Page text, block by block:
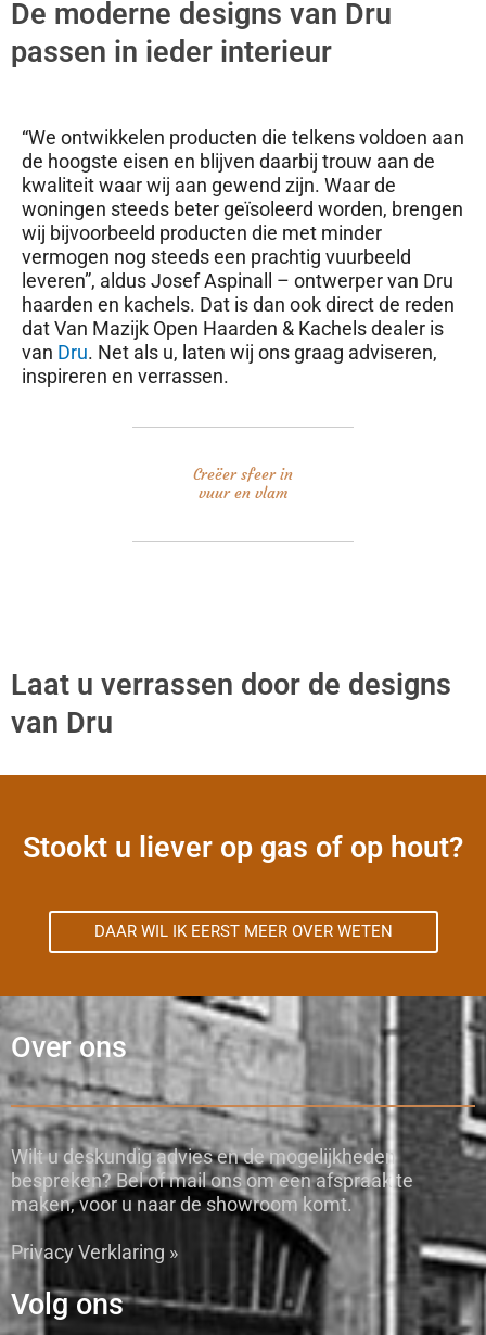
De moderne designs van Dru
passen in ieder interieur
“We ontwikkelen producten die telkens voldoen aan
de hoogste eisen en blijven daarbij trouw aan de
kwaliteit waar wij aan gewend zijn. Waar de
woningen steeds beter geïsoleerd worden, brengen
wij bijvoorbeeld producten die met minder
vermogen nog steeds een prachtig vuurbeeld
leveren”, aldus Josef Aspinall – ontwerper van Dru
haarden en kachels. Dat is dan ook direct de reden
dat Van Mazijk Open Haarden & Kachels dealer is
van Dru. Net als u, laten wij ons graag adviseren,
inspireren en verrassen.
Creëer sfeer in
vuur en vlam
Laat u verrassen door de designs
van Dru
Stookt u liever op gas of op hout?
DAAR WIL IK EERST MEER OVER WETEN
Over ons
Wilt u deskundig advies en de mogelijkheden
bespreken? Bel of mail ons om een afspraak te
maken, voor u naar de showroom komt.
Privacy Verklaring »
Volg ons